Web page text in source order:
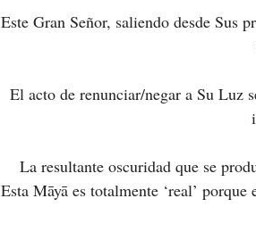
Este Gran Señor, saliendo desde Sus
El acto de renunciar/negar a Su Luz
La resultante oscuridad que se
Esta Māyā es totalmente ‘real’